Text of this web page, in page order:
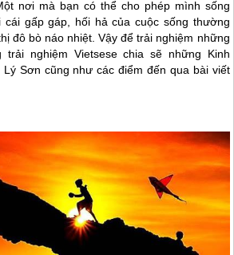
nơi mà bạn có thể cho phép mình sống
cái gấp gáp, hối hả của cuộc sống thường
đô bò náo nhiệt. Vậy để trải nghiệm những
nghiệm Vietsese chia sẽ những Kinh
Lý Sơn cũng như các điểm đến qua bài viết